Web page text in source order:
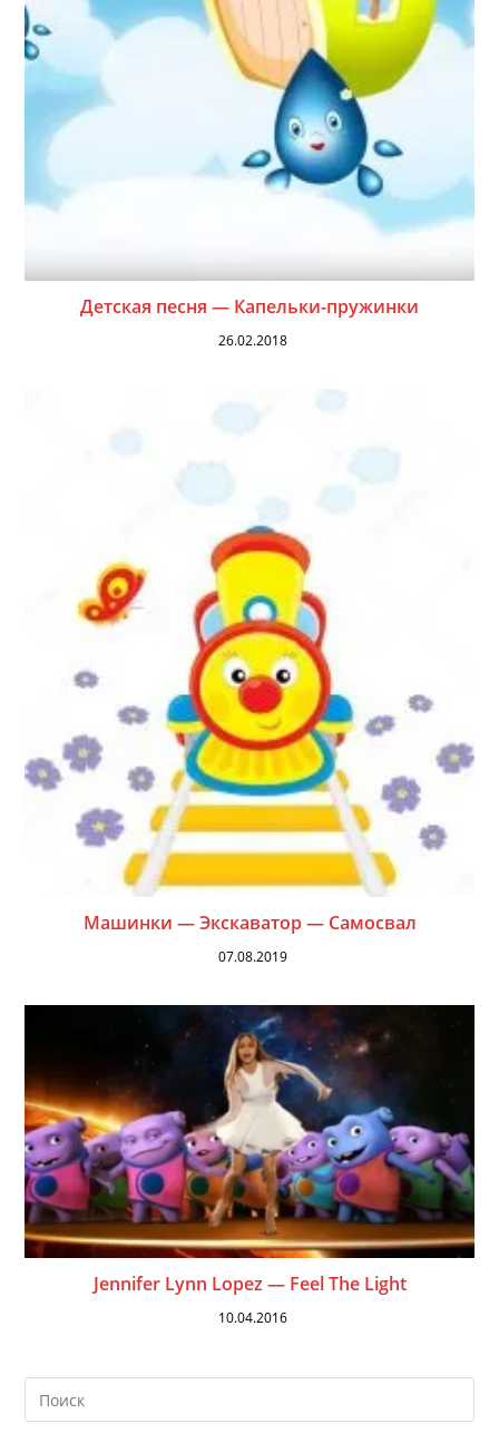
Детская песня — Капельки-пружинки
26.02.2018
Машинки — Экскаватор — Самосвал
07.08.2019
Jennifer Lynn Lopez — Feel The Light
10.04.2016